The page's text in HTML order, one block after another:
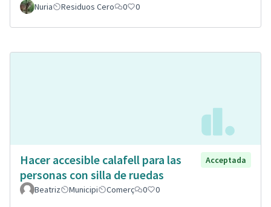
Nuria Residuos Cero 0 0
Hacer accesible calafell para las
personas con silla de ruedas
Acceptada
Beatriz Municipi Comerç 0 0